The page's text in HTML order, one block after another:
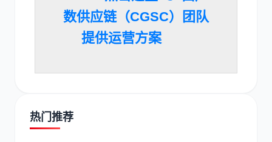
数供应链（CGSC）团队
提供运营方案
热门推荐